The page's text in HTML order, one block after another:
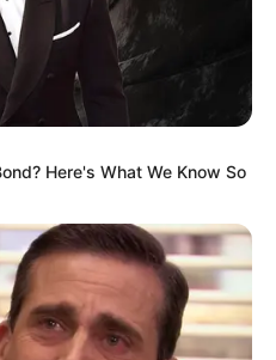
Forbidden By The